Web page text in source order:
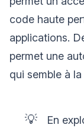
code haute
applications.
permet une
qui semble à
💡
En